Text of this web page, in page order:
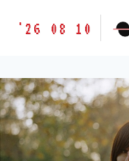
胶
味
道
LETSFILM
'26 08 10